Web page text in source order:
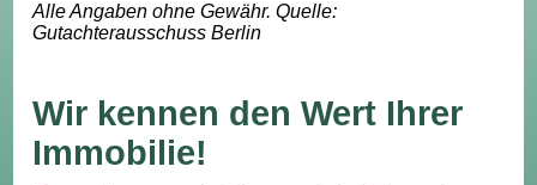
Alle Angaben ohne Gewähr. Quelle:
Gutachterausschuss Berlin
Wir kennen den Wert Ihrer
Immobilie!